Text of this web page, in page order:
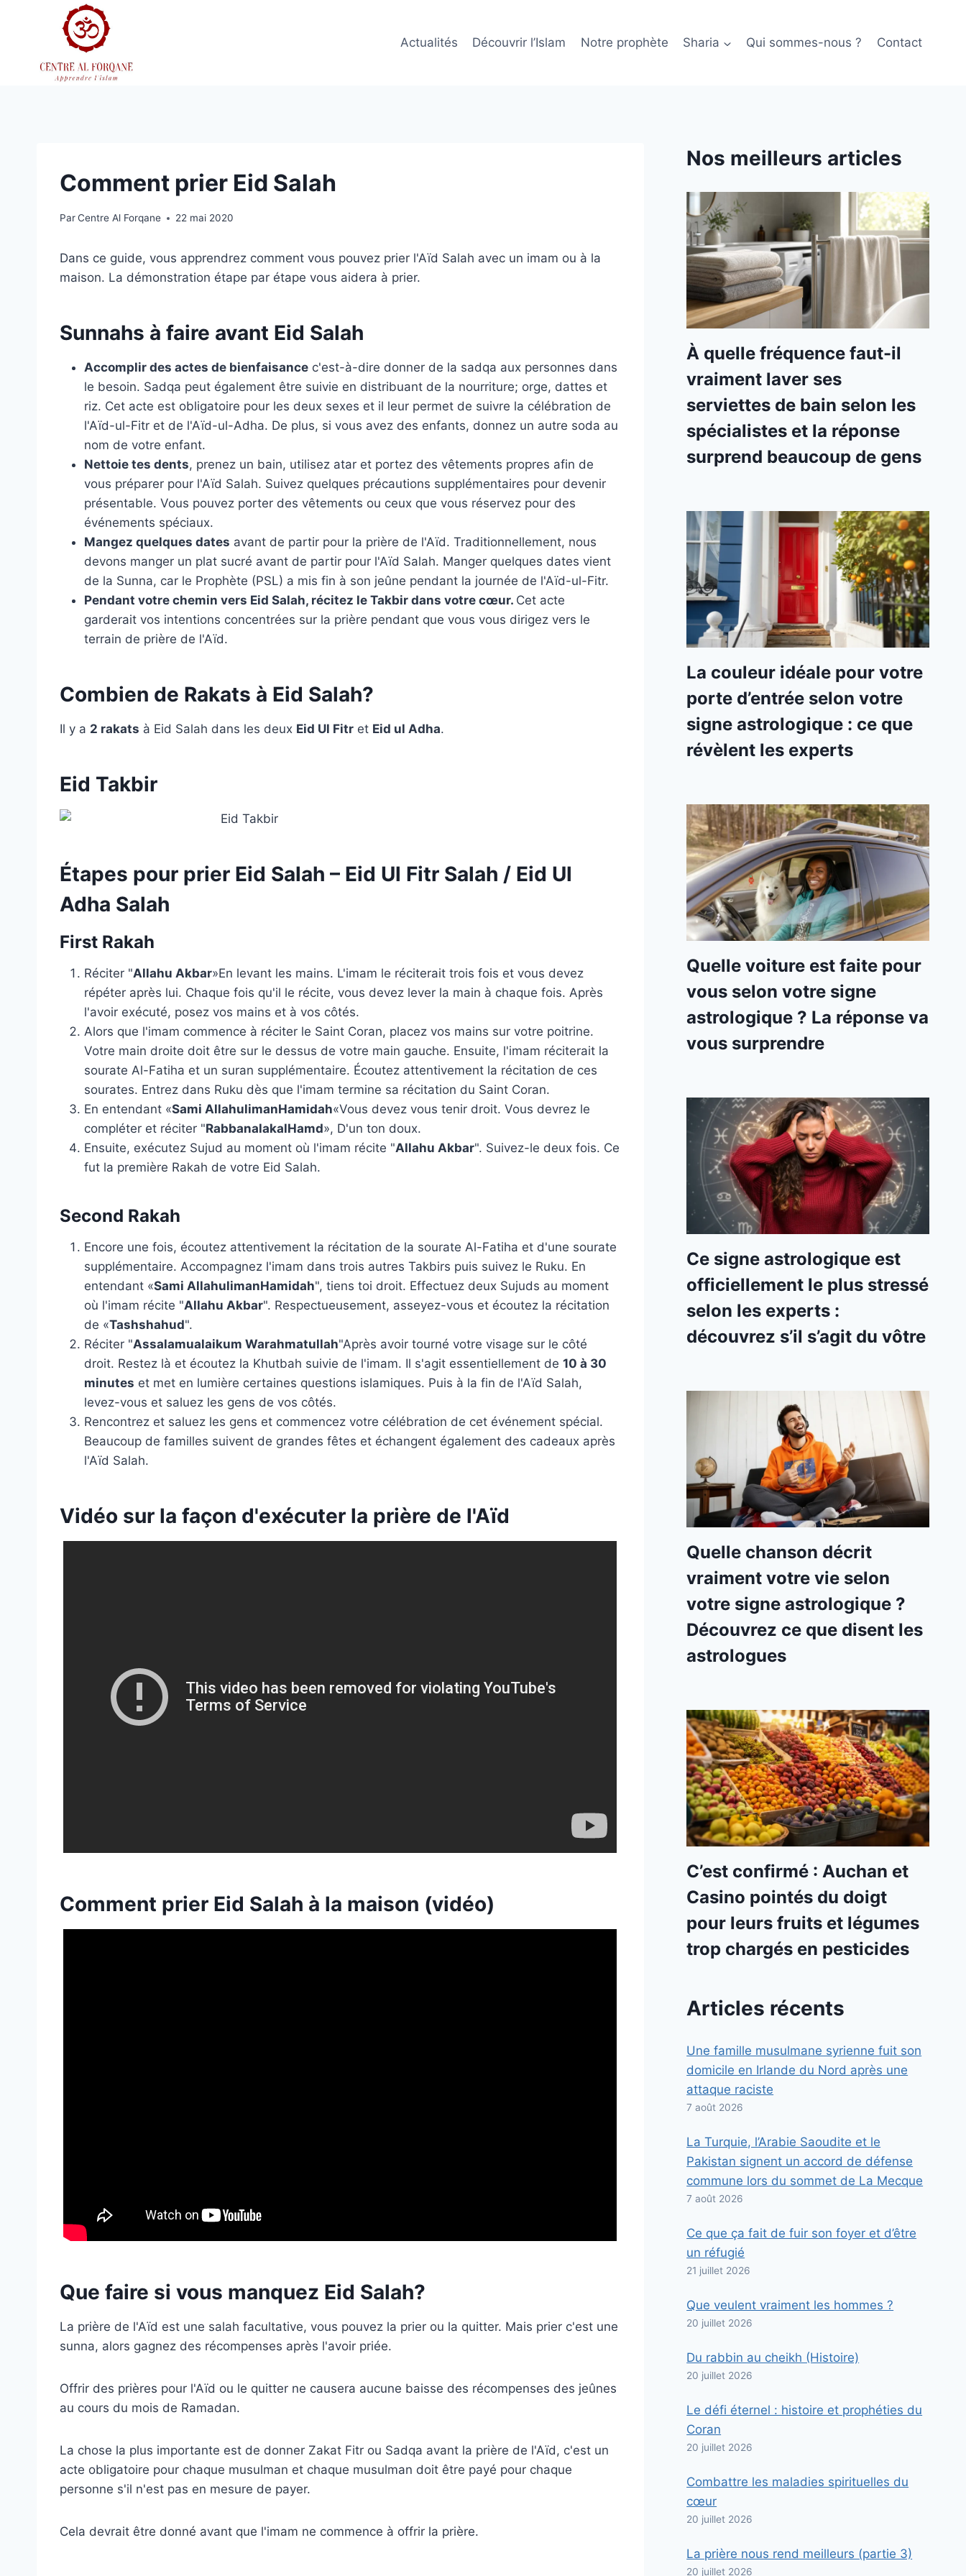
Actualités Découvrir l’Islam Notre prophète Sharia Qui sommes-nous ? Contact
Comment prier Eid Salah
ParCentre Al Forqane 22 mai 2020
Dans ce guide, vous apprendrez comment vous pouvez prier l'Aïd Salah avec un imam ou à la
maison. La démonstration étape par étape vous aidera à prier.
Sunnahs à faire avant Eid Salah
Accomplir des actes de bienfaisance c'est-à-dire donner de la sadqa aux personnes dans
le besoin. Sadqa peut également être suivie en distribuant de la nourriture; orge, dattes et
riz. Cet acte est obligatoire pour les deux sexes et il leur permet de suivre la célébration de
l'Aïd-ul-Fitr et de l'Aïd-ul-Adha. De plus, si vous avez des enfants, donnez un autre soda au
nom de votre enfant.
Nettoie tes dents, prenez un bain, utilisez atar et portez des vêtements propres afin de
vous préparer pour l'Aïd Salah. Suivez quelques précautions supplémentaires pour devenir
présentable. Vous pouvez porter des vêtements ou ceux que vous réservez pour des
événements spéciaux.
Mangez quelques dates avant de partir pour la prière de l'Aïd. Traditionnellement, nous
devons manger un plat sucré avant de partir pour l'Aïd Salah. Manger quelques dates vient
de la Sunna, car le Prophète (PSL) a mis fin à son jeûne pendant la journée de l'Aïd-ul-Fitr.
Pendant votre chemin vers Eid Salah, récitez le Takbir dans votre cœur. Cet acte
garderait vos intentions concentrées sur la prière pendant que vous vous dirigez vers le
terrain de prière de l'Aïd.
Combien de Rakats à Eid Salah?
Il y a 2 rakats à Eid Salah dans les deux Eid Ul Fitr et Eid ul Adha.
Eid Takbir
Étapes pour prier Eid Salah – Eid Ul Fitr Salah / Eid Ul
Adha Salah
First Rakah
Réciter "Allahu Akbar»En levant les mains. L'imam le réciterait trois fois et vous devez
répéter après lui. Chaque fois qu'il le récite, vous devez lever la main à chaque fois. Après
l'avoir exécuté, posez vos mains et à vos côtés.
Alors que l'imam commence à réciter le Saint Coran, placez vos mains sur votre poitrine.
Votre main droite doit être sur le dessus de votre main gauche. Ensuite, l'imam réciterait la
sourate Al-Fatiha et un suran supplémentaire. Écoutez attentivement la récitation de ces
sourates. Entrez dans Ruku dès que l'imam termine sa récitation du Saint Coran.
En entendant «Sami AllahulimanHamidah«Vous devez vous tenir droit. Vous devrez le
compléter et réciter "RabbanalakalHamd», D'un ton doux.
Ensuite, exécutez Sujud au moment où l'imam récite "Allahu Akbar". Suivez-le deux fois. Ce
fut la première Rakah de votre Eid Salah.
Second Rakah
Encore une fois, écoutez attentivement la récitation de la sourate Al-Fatiha et d'une sourate
supplémentaire. Accompagnez l'imam dans trois autres Takbirs puis suivez le Ruku. En
entendant «Sami AllahulimanHamidah", tiens toi droit. Effectuez deux Sujuds au moment
où l'imam récite "Allahu Akbar". Respectueusement, asseyez-vous et écoutez la récitation
de «Tashshahud".
Réciter "Assalamualaikum Warahmatullah"Après avoir tourné votre visage sur le côté
droit. Restez là et écoutez la Khutbah suivie de l'imam. Il s'agit essentiellement de 10 à 30
minutes et met en lumière certaines questions islamiques. Puis à la fin de l'Aïd Salah,
levez-vous et saluez les gens de vos côtés.
Rencontrez et saluez les gens et commencez votre célébration de cet événement spécial.
Beaucoup de familles suivent de grandes fêtes et échangent également des cadeaux après
l'Aïd Salah.
Vidéo sur la façon d'exécuter la prière de l'Aïd
Comment prier Eid Salah à la maison (vidéo)
Que faire si vous manquez Eid Salah?
La prière de l'Aïd est une salah facultative, vous pouvez la prier ou la quitter. Mais prier c'est une
sunna, alors gagnez des récompenses après l'avoir priée.
Offrir des prières pour l'Aïd ou le quitter ne causera aucune baisse des récompenses des jeûnes
au cours du mois de Ramadan.
La chose la plus importante est de donner Zakat Fitr ou Sadqa avant la prière de l'Aïd, c'est un
acte obligatoire pour chaque musulman et chaque musulman doit être payé pour chaque
personne s'il n'est pas en mesure de payer.
Cela devrait être donné avant que l'imam ne commence à offrir la prière.
Nos meilleurs articles
À quelle fréquence faut-il
vraiment laver ses
serviettes de bain selon les
spécialistes et la réponse
surprend beaucoup de gens
La couleur idéale pour votre
porte d’entrée selon votre
signe astrologique : ce que
révèlent les experts
Quelle voiture est faite pour
vous selon votre signe
astrologique ? La réponse va
vous surprendre
Ce signe astrologique est
officiellement le plus stressé
selon les experts :
découvrez s’il s’agit du vôtre
Quelle chanson décrit
vraiment votre vie selon
votre signe astrologique ?
Découvrez ce que disent les
astrologues
C’est confirmé : Auchan et
Casino pointés du doigt
pour leurs fruits et légumes
trop chargés en pesticides
Articles récents
Une famille musulmane syrienne fuit son
domicile en Irlande du Nord après une
attaque raciste
7 août 2026
La Turquie, l’Arabie Saoudite et le
Pakistan signent un accord de défense
commune lors du sommet de La Mecque
7 août 2026
Ce que ça fait de fuir son foyer et d’être
un réfugié
21 juillet 2026
Que veulent vraiment les hommes ?
20 juillet 2026
Du rabbin au cheikh (Histoire)
20 juillet 2026
Le défi éternel : histoire et prophéties du
Coran
20 juillet 2026
Combattre les maladies spirituelles du
cœur
20 juillet 2026
La prière nous rend meilleurs (partie 3)
20 juillet 2026